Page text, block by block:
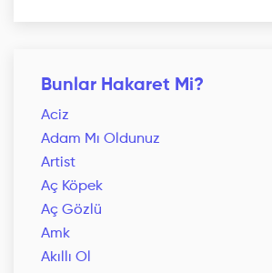
Bunlar Hakaret Mi?
Aciz
Adam Mı Oldunuz
Artist
Aç Köpek
Aç Gözlü
Amk
Akıllı Ol